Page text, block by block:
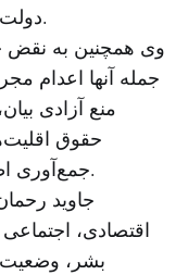
دولت ایران گفتگویی سازنده داشته باشد.
وی همچنین به نقض
جمله آنها اعدام
منع آزادی
حقوق
جمع‌آوری اطلاعات بیشتر در خصوص آنها است.
جاوید
اقتصادی،
بشر، وضعیت